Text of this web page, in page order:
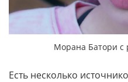
Морана Батори с
Есть несколько